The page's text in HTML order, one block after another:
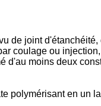
de joint d'étanchéité,
coulage ou
d'au moins deux
polymérisant en un